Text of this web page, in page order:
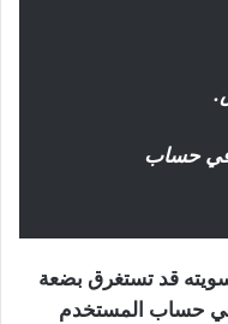
في حساب
قد تستغرق بضعة
في حساب المستخدم